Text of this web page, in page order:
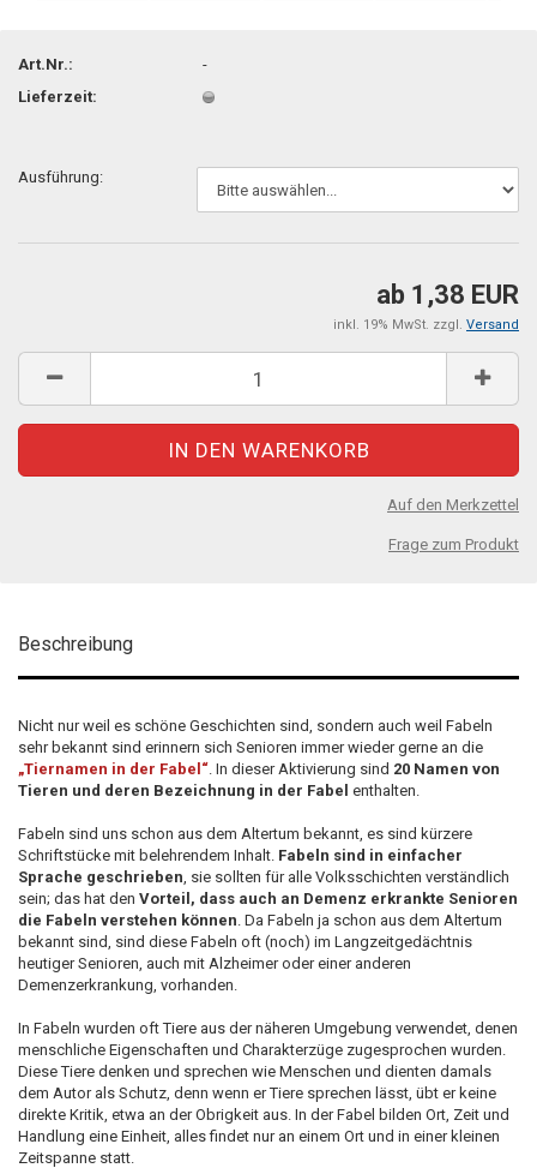
Art.Nr.:
-
Lieferzeit:
Ausführung:
ab 1,38 EUR
inkl. 19% MwSt. zzgl. Versand
Auf den Merkzettel
Frage zum Produkt
Beschreibung
Nicht nur weil es schöne Geschichten sind, sondern auch weil Fabeln
sehr bekannt sind erinnern sich Senioren immer wieder gerne an die
„Tiernamen in der Fabel“ . In dieser Aktivierung sind 20 Namen von
Tieren und deren Bezeichnung in der Fabel enthalten.
Fabeln sind uns schon aus dem Altertum bekannt, es sind kürzere
Schriftstücke mit belehrendem Inhalt. Fabeln sind in einfacher
Sprache geschrieben , sie sollten für alle Volksschichten verständlich
sein; das hat den Vorteil, dass auch an Demenz erkrankte Senioren
die Fabeln verstehen können . Da Fabeln ja schon aus dem Altertum
bekannt sind, sind diese Fabeln oft (noch) im Langzeitgedächtnis
heutiger Senioren, auch mit Alzheimer oder einer anderen
Demenzerkrankung, vorhanden.
In Fabeln wurden oft Tiere aus der näheren Umgebung verwendet, denen
menschliche Eigenschaften und Charakterzüge zugesprochen wurden.
Diese Tiere denken und sprechen wie Menschen und dienten damals
dem Autor als Schutz, denn wenn er Tiere sprechen lässt, übt er keine
direkte Kritik, etwa an der Obrigkeit aus. In der Fabel bilden Ort, Zeit und
Handlung eine Einheit, alles findet nur an einem Ort und in einer kleinen
Zeitspanne statt.